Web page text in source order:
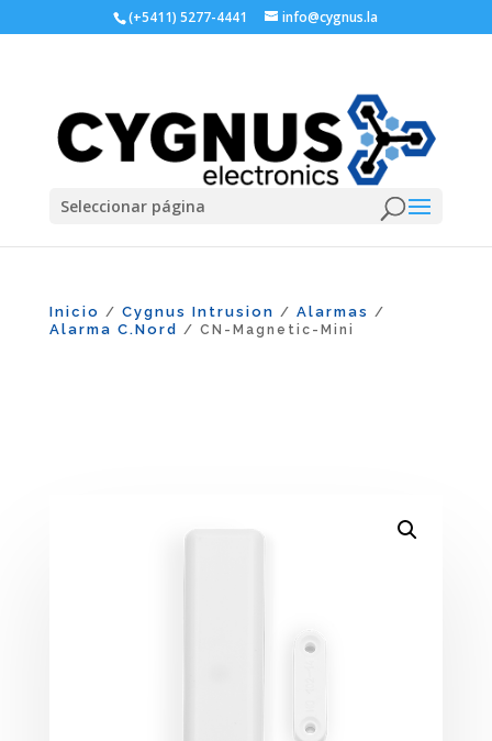
(+5411) 5277-4441 info@cygnus.la
Seleccionar página
Inicio / Cygnus Intrusion / Alarmas /
Alarma C.Nord / CN-Magnetic-Mini